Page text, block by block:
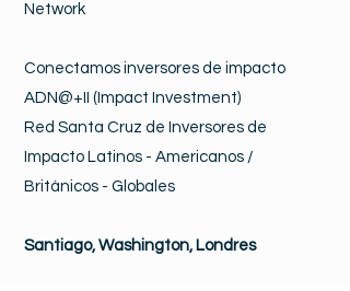
Network
Conectamos inversores de impacto
ADN@+II (Impact Investment)
Red Santa Cruz de Inversores de
Impacto Latinos - Americanos /
Británicos - Globales
Santiago, Washington, Londres